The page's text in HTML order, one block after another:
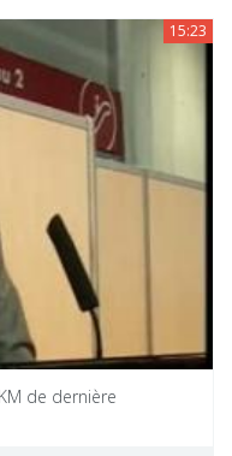
15:23
de dernière